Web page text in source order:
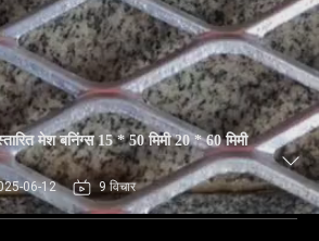
मेश बनिंग्स 15 * 50 मिमी 20 * 60 मिमी
06-12 9 विचार